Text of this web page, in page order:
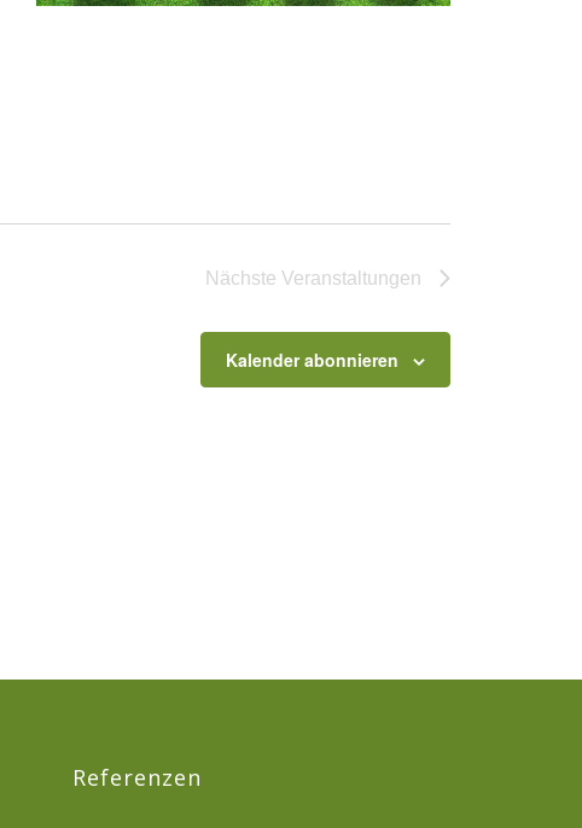
Nächste Veranstaltungen
Kalender abonnieren
Referenzen